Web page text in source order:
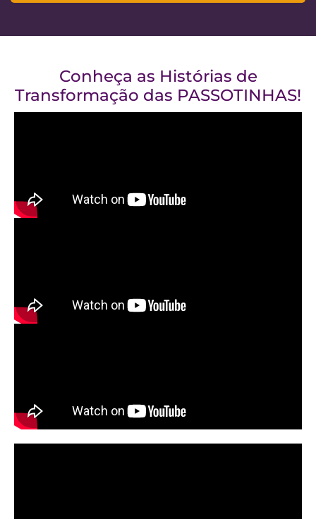
Conheça as Histórias de
Transformação das PASSOTINHAS!